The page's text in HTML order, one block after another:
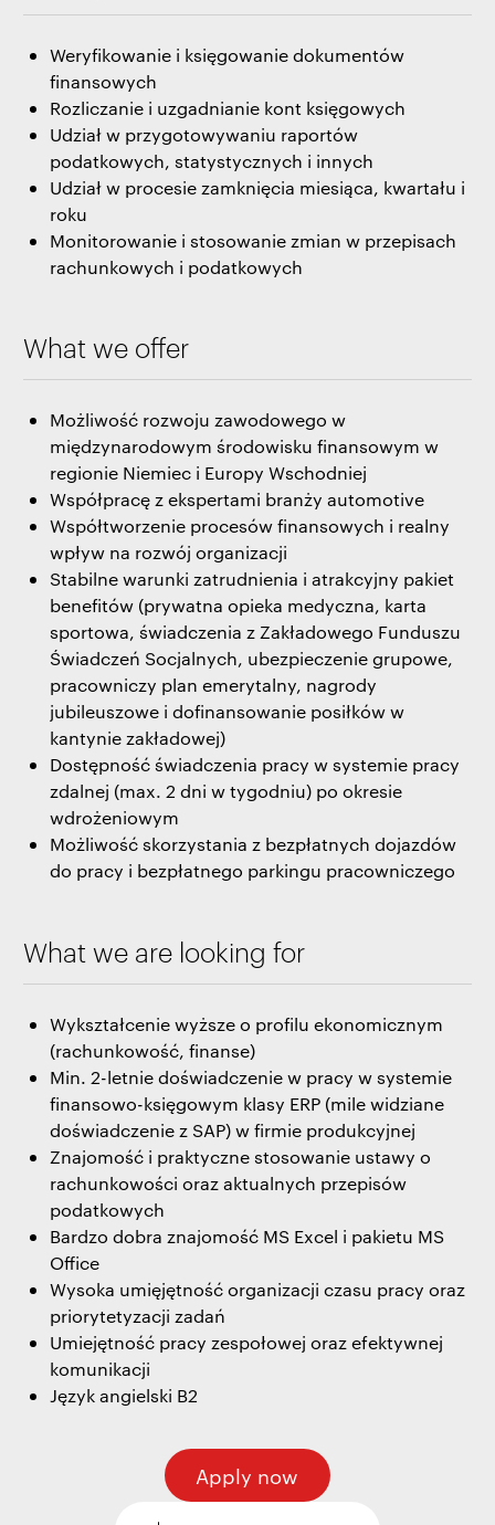
Weryfikowanie i księgowanie dokumentów
finansowych
Rozliczanie i uzgadnianie kont księgowych
Udział w przygotowywaniu raportów
podatkowych, statystycznych i innych
Udział w procesie zamknięcia miesiąca, kwartału i
roku
Monitorowanie i stosowanie zmian w przepisach
rachunkowych i podatkowych
What we offer
Możliwość rozwoju zawodowego w
międzynarodowym środowisku finansowym w
regionie Niemiec i Europy Wschodniej
Współpracę z ekspertami branży automotive
Współtworzenie procesów finansowych i realny
wpływ na rozwój organizacji
Stabilne warunki zatrudnienia i atrakcyjny pakiet
benefitów (prywatna opieka medyczna, karta
sportowa, świadczenia z Zakładowego Funduszu
Świadczeń Socjalnych, ubezpieczenie grupowe,
pracowniczy plan emerytalny, nagrody
jubileuszowe i dofinansowanie posiłków w
kantynie zakładowej)
Dostępność świadczenia pracy w systemie pracy
zdalnej (max. 2 dni w tygodniu) po okresie
wdrożeniowym
Możliwość skorzystania z bezpłatnych dojazdów
do pracy i bezpłatnego parkingu pracowniczego
What we are looking for
Wykształcenie wyższe o profilu ekonomicznym
(rachunkowość, finanse)
Min. 2-letnie doświadczenie w pracy w systemie
finansowo-księgowym klasy ERP (mile widziane
doświadczenie z SAP) w firmie produkcyjnej
Znajomość i praktyczne stosowanie ustawy o
rachunkowości oraz aktualnych przepisów
podatkowych
Bardzo dobra znajomość MS Excel i pakietu MS
Office
Wysoka umięjętność organizacji czasu pracy oraz
priorytetyzacji zadań
Umiejętność pracy zespołowej oraz efektywnej
komunikacji
Język angielski B2
Apply now